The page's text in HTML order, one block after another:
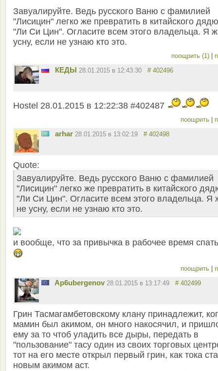
Завуалируйте. Ведь русского Ваню с фамилией
"Лисицин" легко же превратить в китайского дядю
"Ли Си Цин". Огласите всем этого владельца. Я
усну, если не узнаю кто это.
поощрить (1)
КЕДЫ 28.01.2015 в 12:43:30 # 402496
Hostel 28.01.2015 в 12:22:38 #402487
поощрить
arhar 28.01.2015 в 13:02:19 # 402498
Quote:
Завуалируйте. Ведь русского Ваню с фамилией
"Лисицин" легко же превратить в китайского
"Ли Си Цин". Огласите всем этого владельца. Я
не усну, если не узнаю кто это.
и вообще, что за привычка в рабочее время
поощрить
Ap6ubergenov 28.01.2015 в 13:17:49 # 402499
Грин Тасмагамбетовскому клану принадлежит,
мамин был акимом, он много накосячил, и
ему за то чтоб уладить все дыры, передать в
"пользование" тасу один из своих торговых
тот на его месте открыл первый грин, как тока
новым акимом аст.